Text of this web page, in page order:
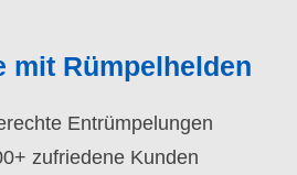
mit Rümpelhelden
Entrümpelungen
zufriedene Kunden